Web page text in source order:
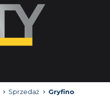
Sprzedaż Gryfino